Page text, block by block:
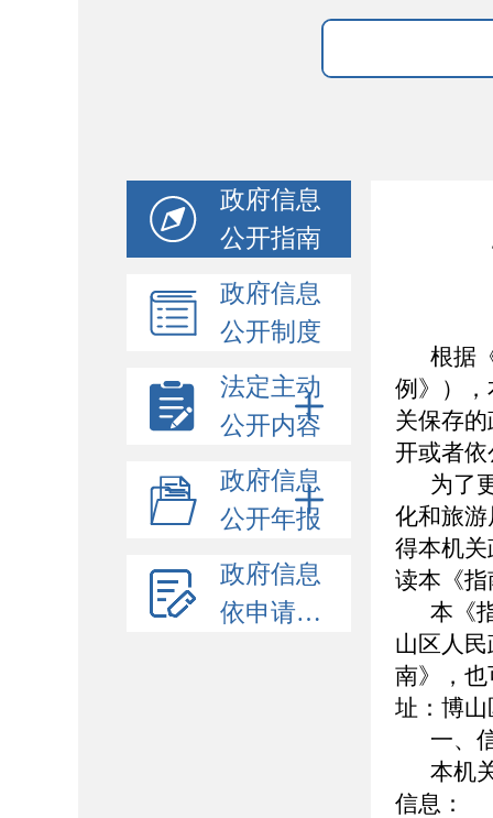
政府信息
公开指南
政府信息
公开制度
法定主动
公开内容
政府信息
公开年报
政府信息
依申请公开
根据
例》）
关保存
开或者
为了
化和旅
得本机
读本《
本《
山区人民
南》，
址：博
一、
本机
信息：